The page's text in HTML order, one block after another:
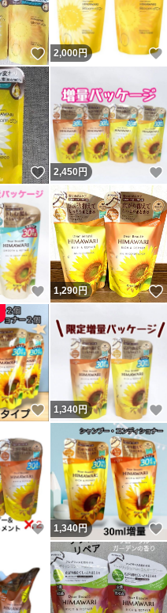
いいね！
2,000円
いいね！
2,450 円
いいね！
1,290円
いいね！
1,340円
いいね！
1,340円